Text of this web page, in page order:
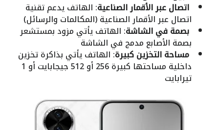
اتصال عبر الأقمار الصناعية: الهاتف يدعم تقنية
اتصال عبر الأقمار الصناعية (المكالمات والرسائل)
بصمة في الشاشة: الهاتف يأتي مزود بمستشعر
بصمة الأصابع مدمج في الشاشة
مساحة التخزين كبيرة: الهاتف يأتي بذاكرة تخزين
داخلية مساحتها كبيرة 256 أو 512 جيجابايت أو 1
تيرابايت